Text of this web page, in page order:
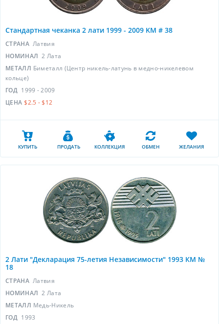
Стандартная чеканка 2 лати 1999 - 2009 KM # 38
СТРАНА Латвия
НОМИНАЛ 2 Лата
МЕТАЛЛ Биметалл (Центр никель-латунь в медно-никелевом
кольце)
ГОД 1999 - 2009
ЦЕНА $2.5 - $12
КУПИТЬ ПРОДАТЬ КОЛЛЕКЦИЯ ОБМЕН ЖЕЛАНИЯ
2 Лати "Декларация 75-летия Независимости" 1993 КМ №
18
СТРАНА Латвия
НОМИНАЛ 2 Лата
МЕТАЛЛ Медь-Никель
ГОД 1993